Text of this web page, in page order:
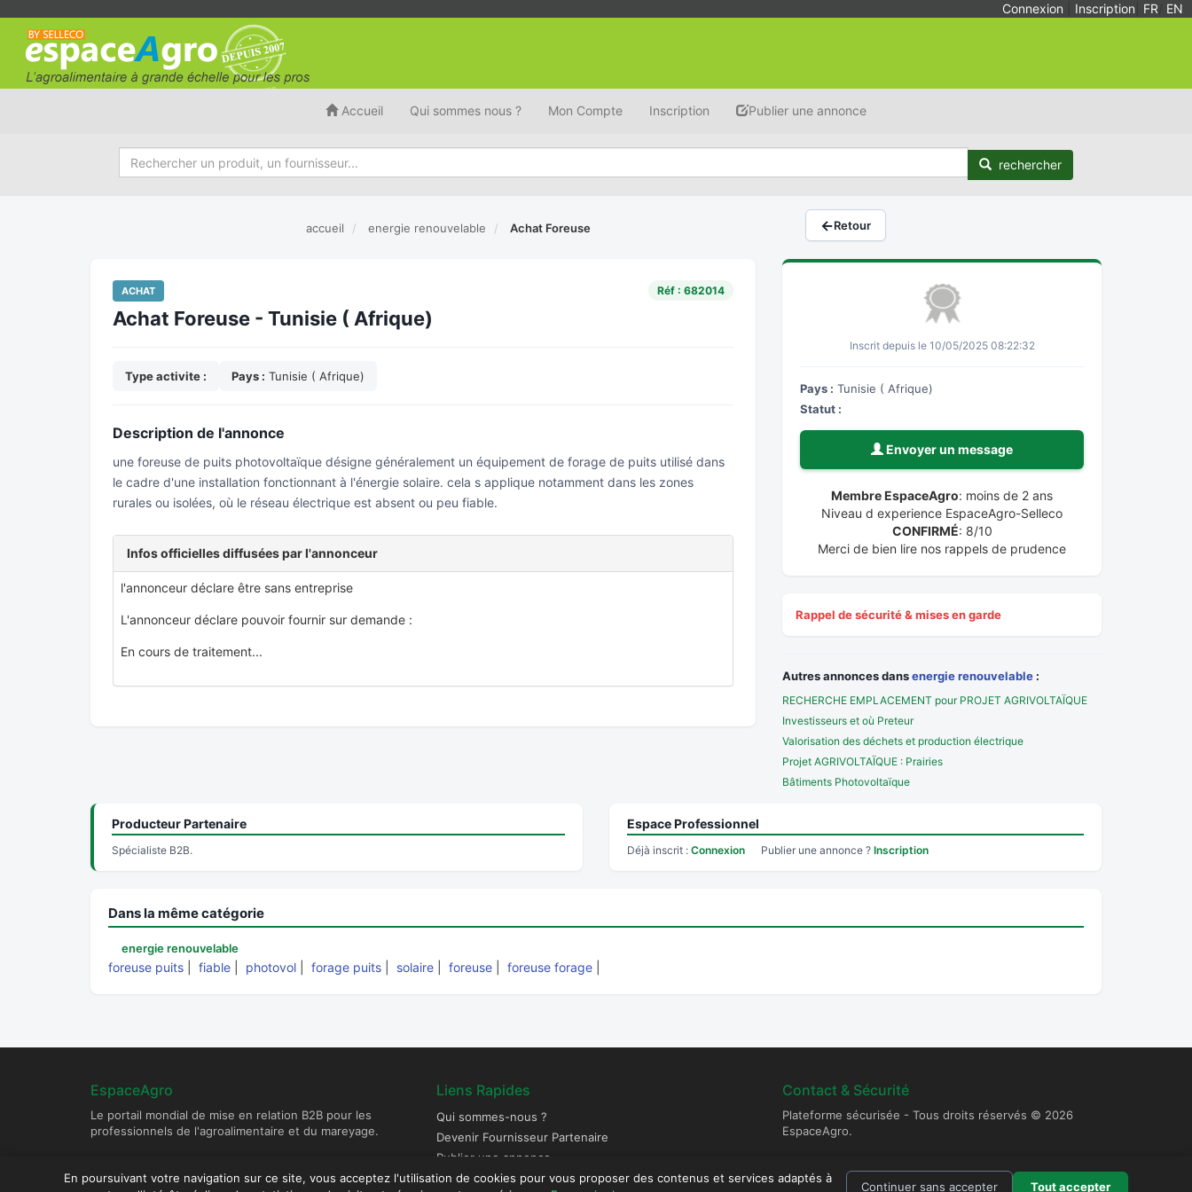
Connexion Inscription FR EN
Accueil Qui sommes nous ? Mon Compte Inscription Publier une annonce
rechercher
accueil energie renouvelable Achat Foreuse ←Retour
ACHAT Réf : 682014
Achat Foreuse - Tunisie ( Afrique)
Type activite : Pays : Tunisie ( Afrique)
Description de l'annonce
une foreuse de puits photovoltaïque désigne généralement un équipement de forage de puits utilisé dans
le cadre d'une installation fonctionnant à l'énergie solaire. cela s applique notamment dans les zones
rurales ou isolées, où le réseau électrique est absent ou peu fiable.
Infos officielles diffusées par l'annonceur
l'annonceur déclare être sans entreprise
L'annonceur déclare pouvoir fournir sur demande :
En cours de traitement...
Inscrit depuis le 10/05/2025 08:22:32
Pays : Tunisie ( Afrique)
Statut :
Envoyer un message
Membre EspaceAgro: moins de 2 ans
Niveau d experience EspaceAgro-Selleco
CONFIRMÉ: 8/10
Merci de bien lire nos rappels de prudence
Rappel de sécurité & mises en garde
Autres annonces dansenergie renouvelable :
RECHERCHE EMPLACEMENT pour PROJET AGRIVOLTAÏQUE
Investisseurs et où Preteur
Valorisation des déchets et production électrique
Projet AGRIVOLTAÏQUE : Prairies
Bâtiments Photovoltaïque
Producteur Partenaire
Spécialiste B2B.
Espace Professionnel
Déjà inscrit : Connexion Publier une annonce ? Inscription
Dans la même catégorie
energie renouvelable
foreuse puits fiable photovol forage puits solaire foreuse foreuse forage
EspaceAgro
Le portail mondial de mise en relation B2B pour les
professionnels de l'agroalimentaire et du mareyage.
Liens Rapides
Qui sommes-nous ?
Devenir Fournisseur Partenaire
Publier une annonce
Contact & Sécurité
Plateforme sécurisée - Tous droits réservés © 2026
EspaceAgro.
En poursuivant votre navigation sur ce site, vous acceptez l'utilisation de cookies pour vous proposer des contenus et services adaptés à
Continuer sans accepter Tout accepter